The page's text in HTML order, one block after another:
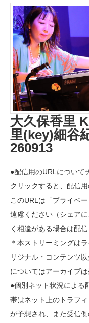
大久保香里
里(key)細谷
260913
●配信用のURLについて
クリックすると、配信
このURLは「プライベ
遠慮ください（シェア
く相違がある場合は配
＊本ストリーミングは
リジナル・コンテンツ
についてはアーカイブ
●個別ネット状況による
帯はネット上のトラフ
が予想され、また受信